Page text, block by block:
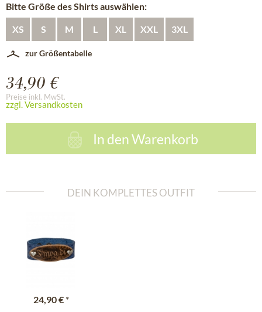
Bitte Größe des Shirts auswählen:
XS S M L XL XXL 3XL
zur Größentabelle
34,90 €
Preise inkl. MwSt.
zzgl. Versandkosten
In denWarenkorb
DEIN KOMPLETTES OUTFIT
24,90 € *